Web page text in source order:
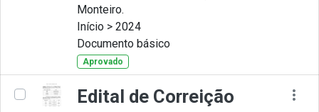
Monteiro.
Início > 2024
Documento básico
Aprovado
Edital de Correição